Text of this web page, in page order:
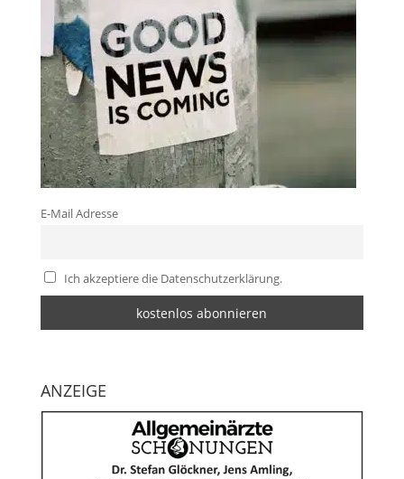
E-Mail Adresse
Ich akzeptiere die Datenschutzerklärung.
ANZEIGE